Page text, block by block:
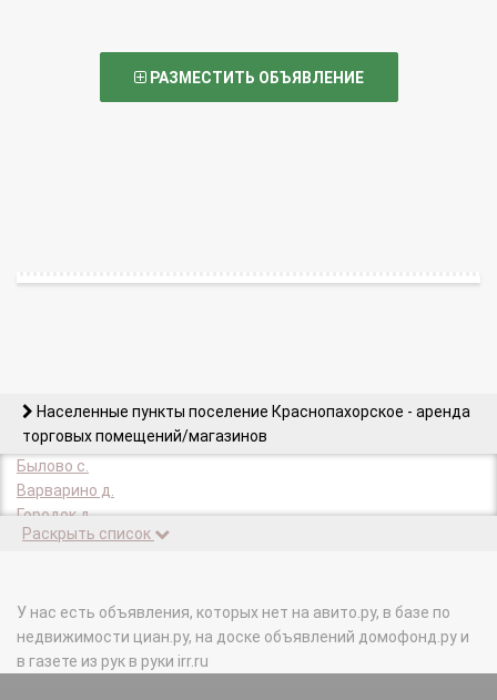
РАЗМЕСТИТЬ ОБЪЯВЛЕНИЕ
Населенные пункты поселение Краснопахорское - аренда
торговых помещений/магазинов
Былово с.
Варварино д.
Городок д.
Колотилово д.
Красная Пахра с.
Красная Пахра д.
Красное с.
Раскрыть список
У нас есть объявления, которых нет на авито.ру, в базе по
недвижимости циан.ру, на доске объявлений домофонд.ру и
в газете из рук в руки irr.ru